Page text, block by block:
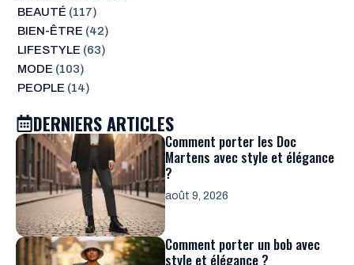
BEAUTÉ (117)
BIEN-ÊTRE (42)
LIFESTYLE (63)
MODE (103)
PEOPLE (14)
DERNIERS ARTICLES
Comment porter les Doc
Martens avec style et élégance
?
août 9, 2026
Comment porter un bob avec
style et élégance ?